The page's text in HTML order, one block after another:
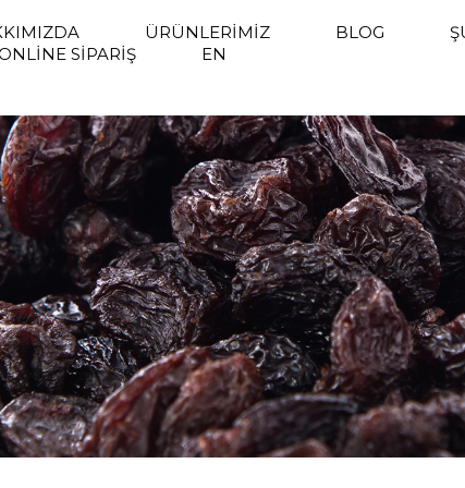
ÜRÜNLERIMIZ BLOG
SIPARIŞ
EN